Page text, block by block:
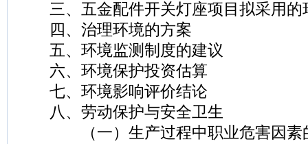
三、五金配件开关灯座项目拟采用的
四、治理环境的方案
五、环境监测制度的建议
六、环境保护投资估算
七、环境影响评价结论
八、劳动保护与安全卫生
（一）生产过程中职业危害因素